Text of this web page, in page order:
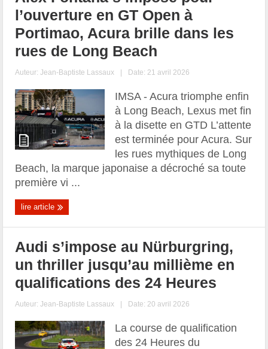
l’ouverture en GT Open à
Portimao, Acura brille dans les
rues de Long Beach
Auteur:Jean-Baptiste Lassaux | Date: 21 avril 2026
IMSA - Acura triomphe enfin
à Long Beach, Lexus met fin
à la disette en GTD L’attente
est terminée pour Acura. Sur
les rues mythiques de Long
Beach, la marque japonaise a décroché sa toute
première vi ...
lire article
Audi s’impose au Nürburgring,
un thriller jusqu’au millième en
qualifications des 24 Heures
Auteur:Jean-Baptiste Lassaux | Date: 20 avril 2026
La course de qualification
des 24 Heures du